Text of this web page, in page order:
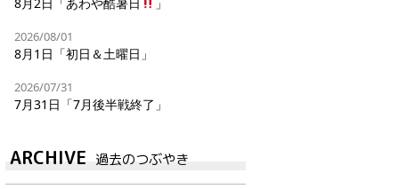
2026/08/01
8月1日「初日＆土曜日」
2026/07/31
7月31日「7月後半戦終了」
ARCHIVE 過去のつぶやき